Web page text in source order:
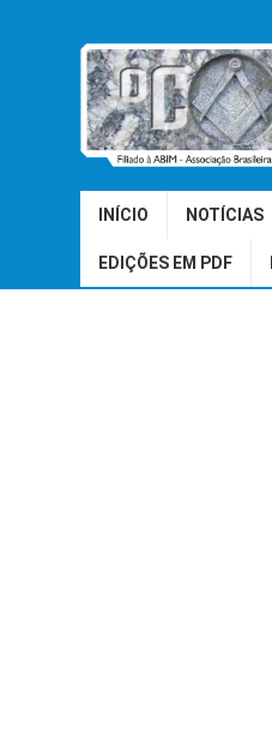
INÍCIO NOTÍCIAS
EDIÇÕES EM PDF